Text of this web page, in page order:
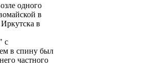
одного
в
в
с
в спину был
частного